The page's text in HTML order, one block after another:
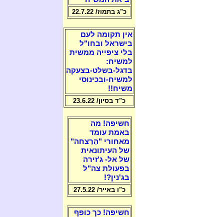
כ"ג בתמוז/ 22.7.22
אין תקומה לעם
בישראל ובחו"ל
בלי ציפייה ממשית
למשיח:
בדגל-בשלט-בצעקה
למשיח-ובכינוסי
משיח!!
כ"ד בסיון/ 23.6.22
חשיפה! מה
באמת עומד
מאחורי "הֵרַצחה"
של העיתונאית
של אל- ג'זירה
בפעולת צה"ל
בג'נין?!
כ"ו באייר/ 27.5.22
חשיפה! כך כופף